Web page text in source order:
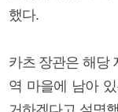
했다.
카츠 장관은 해당
역 마을에 남아